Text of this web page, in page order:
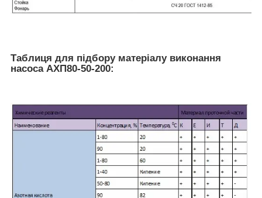
Таблиця для підбору матеріалу виконання
насоса АХП80-50-200: